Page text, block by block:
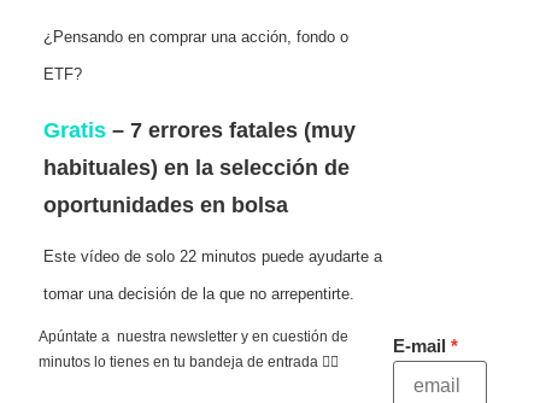
¿Pensando en comprar una acción, fondo o
ETF?
Gratis – 7 errores fatales (muy
habituales) en la selección de
oportunidades en bolsa
Este vídeo de solo 22 minutos puede ayudarte a
tomar una decisión de la que no arrepentirte.
Apúntate a nuestra newsletter y en cuestión de
minutos lo tienes en tu bandeja de entrada 👇🏻
E-mail